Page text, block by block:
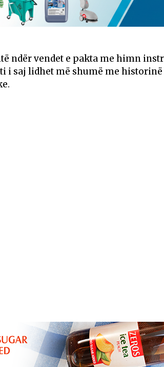
ndër vendet e pakta me himn
i saj lidhet më shumë me